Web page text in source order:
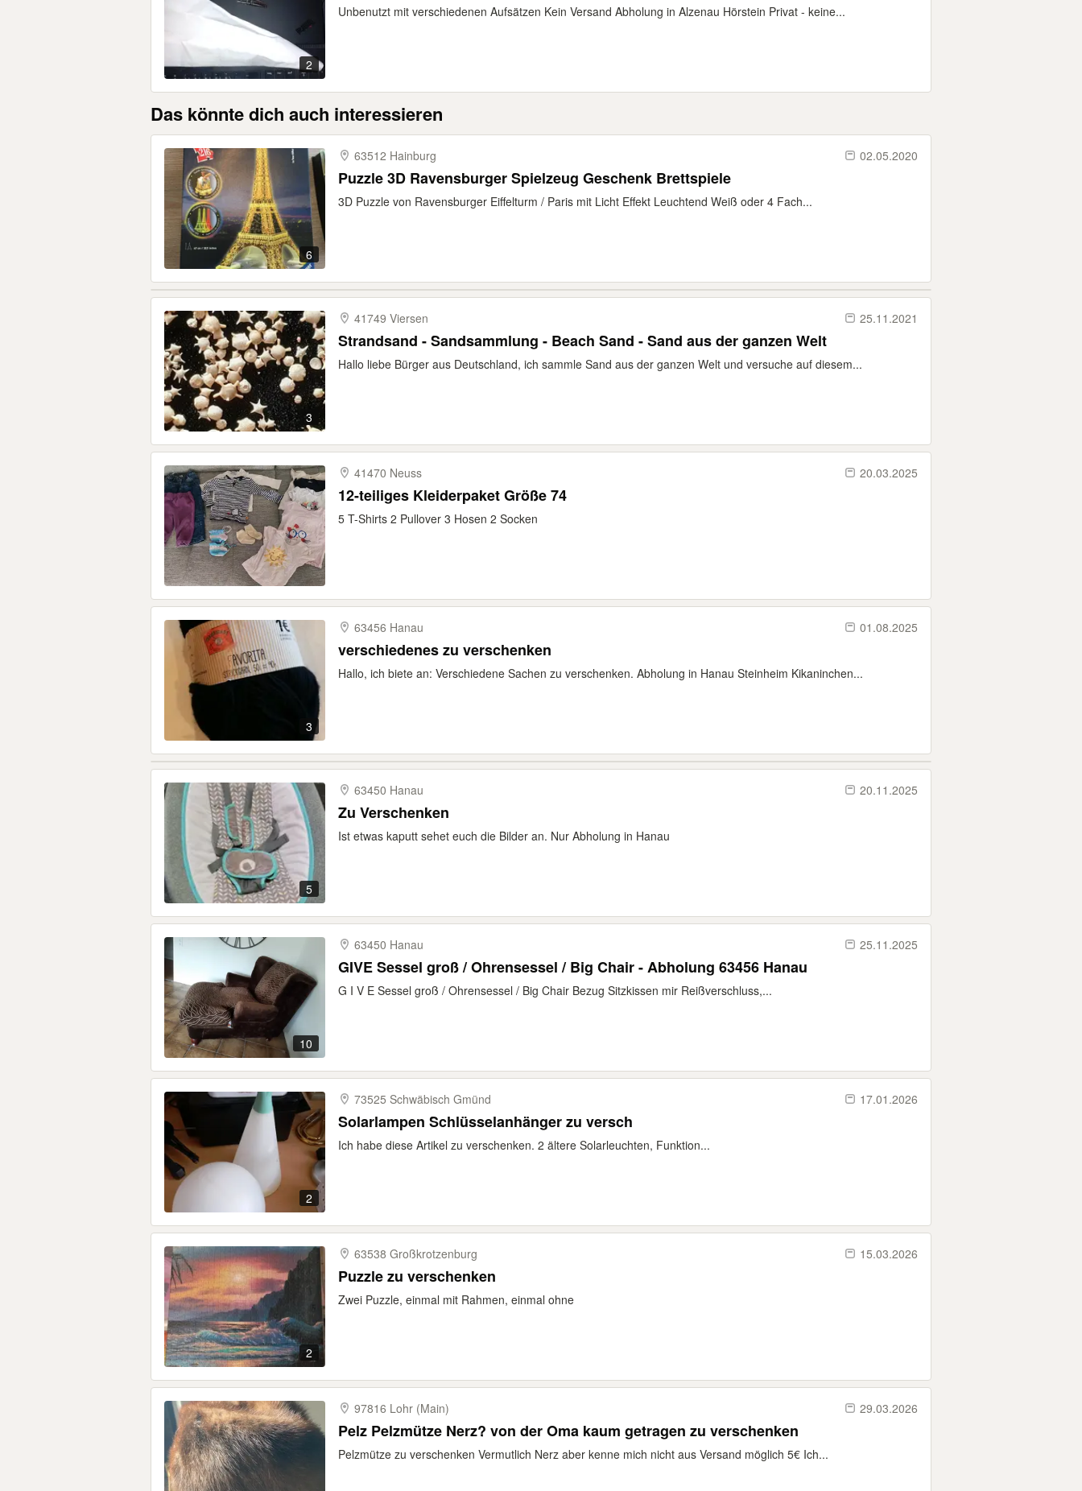
2
Unbenutzt mit verschiedenen Aufsätzen Kein Versand Abholung in Alzenau Hörstein Privat - keine...
Das könnte dich auch interessieren
6
63512 Hainburg 02.05.2020
Puzzle 3D Ravensburger Spielzeug Geschenk Brettspiele
3D Puzzle von Ravensburger Eiffelturm / Paris mit Licht Effekt Leuchtend Weiß oder 4 Fach...
3
41749 Viersen 25.11.2021
Strandsand - Sandsammlung - Beach Sand - Sand aus der ganzen Welt
Hallo liebe Bürger aus Deutschland, ich sammle Sand aus der ganzen Welt und versuche auf diesem...
41470 Neuss 20.03.2025
12-teiliges Kleiderpaket Größe 74
5 T-Shirts 2 Pullover 3 Hosen 2 Socken
3
63456 Hanau 01.08.2025
verschiedenes zu verschenken
Hallo, ich biete an: Verschiedene Sachen zu verschenken. Abholung in Hanau Steinheim Kikaninchen...
5
63450 Hanau 20.11.2025
Zu Verschenken
Ist etwas kaputt sehet euch die Bilder an. Nur Abholung in Hanau
10
63450 Hanau 25.11.2025
GIVE Sessel groß / Ohrensessel / Big Chair - Abholung 63456 Hanau
G I V E Sessel groß / Ohrensessel / Big Chair Bezug Sitzkissen mir Reißverschluss,...
2
73525 Schwäbisch Gmünd 17.01.2026
Solarlampen Schlüsselanhänger zu versch
Ich habe diese Artikel zu verschenken. 2 ältere Solarleuchten, Funktion...
2
63538 Großkrotzenburg 15.03.2026
Puzzle zu verschenken
Zwei Puzzle, einmal mit Rahmen, einmal ohne
97816 Lohr (Main) 29.03.2026
Pelz Pelzmütze Nerz? von der Oma kaum getragen zu verschenken
Pelzmütze zu verschenken Vermutlich Nerz aber kenne mich nicht aus Versand möglich 5€ Ich...